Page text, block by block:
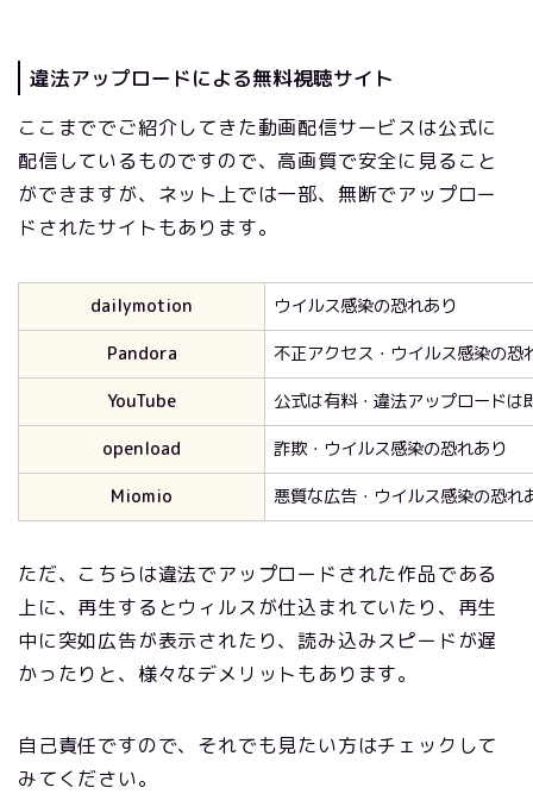
違法アップロードによる無料視聴サイト
ここまででご紹介してきた動画配信サービスは公式に
配信しているものですので、高画質で安全に見ること
ができますが、ネット上では一部、無断でアップロー
ドされたサイトもあります。
dailymotion
ウイルス感染の恐れあり
Pandora
不正アクセス・ウイルス感染の恐
YouTube
公式は有料・違法アップロードは
openload
詐欺・ウイルス感染の恐れあり
Miomio
悪質な広告・ウイルス感染の恐れ
ただ、こちらは違法でアップロードされた作品である
上に、再生するとウィルスが仕込まれていたり、再生
中に突如広告が表示されたり、読み込みスピードが遅
かったりと、様々なデメリットもあります。
自己責任ですので、それでも見たい方はチェックして
みてください。